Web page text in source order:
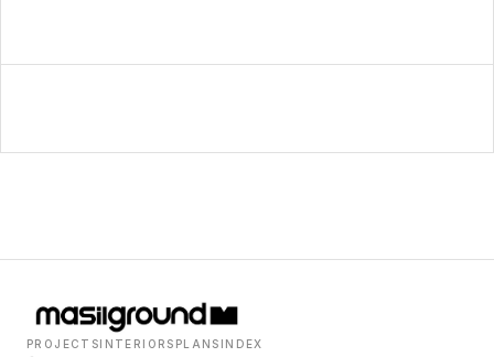
PROJECTSINTERIORS PLANS INDEX